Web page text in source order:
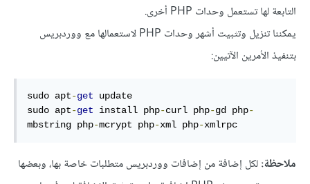
التابعة لها تستعمل وحدات PHP أخرى.
يمكننا تنزيل وتثبيت أشهر وحدات PHP لاستعمالها مع ووردبريس
بتنفيذ الأمرين الآتيين:
sudo apt-get update
sudo apt-get install php-curl php-gd php-
mbstring php-mcrypt php-xml php-xmlrpc
ملاحظة:لكل إضافة من إضافات ووردبريس متطلبات خاصة بها، وبعضها